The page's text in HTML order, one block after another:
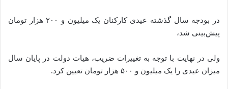
در بودجه سال گذشته عیدی کارکنان یک میلیون و ۲۰۰ هزار تومان
پیش‌بینی شد،
ولی در نهایت با توجه به تغییرات ضریب، هیات دولت در پایان سال
میزان عیدی را یک میلیون و ۵۰۰ هزار تومان تعیین کرد.